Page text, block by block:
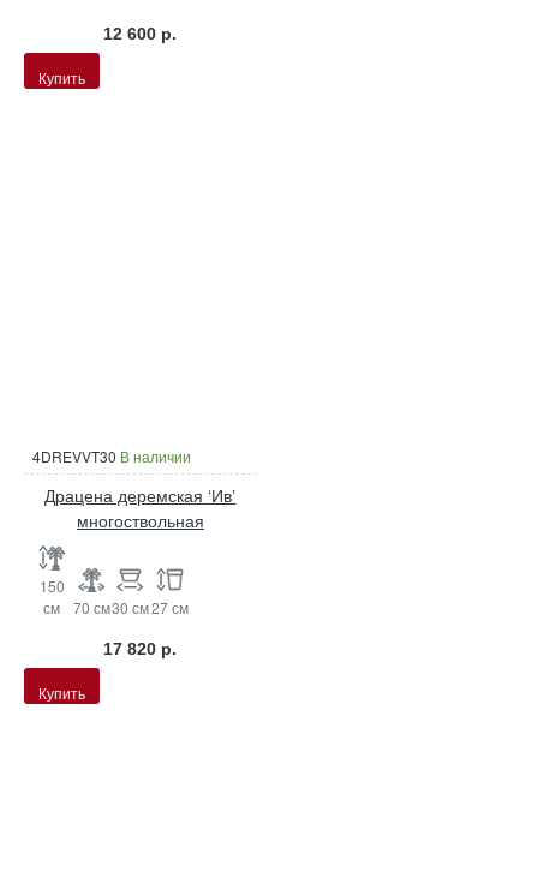
12 600 р.
Купить
4DREVVT30 В наличии
Драцена деремская ‘Ив’
многоствольная
150
см
70 см30 см27 см
17 820 р.
Купить